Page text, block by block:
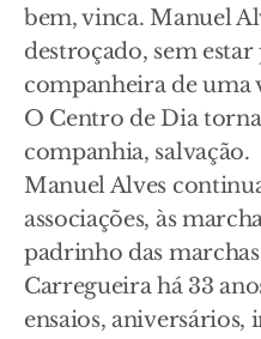
bem, vinca. Manuel
destroçado, sem
companheira de uma
O Centro de Dia
companhia, salvação.
Manuel Alves
associações, às
padrinho das
Carregueira há 33
ensaios, aniversários,